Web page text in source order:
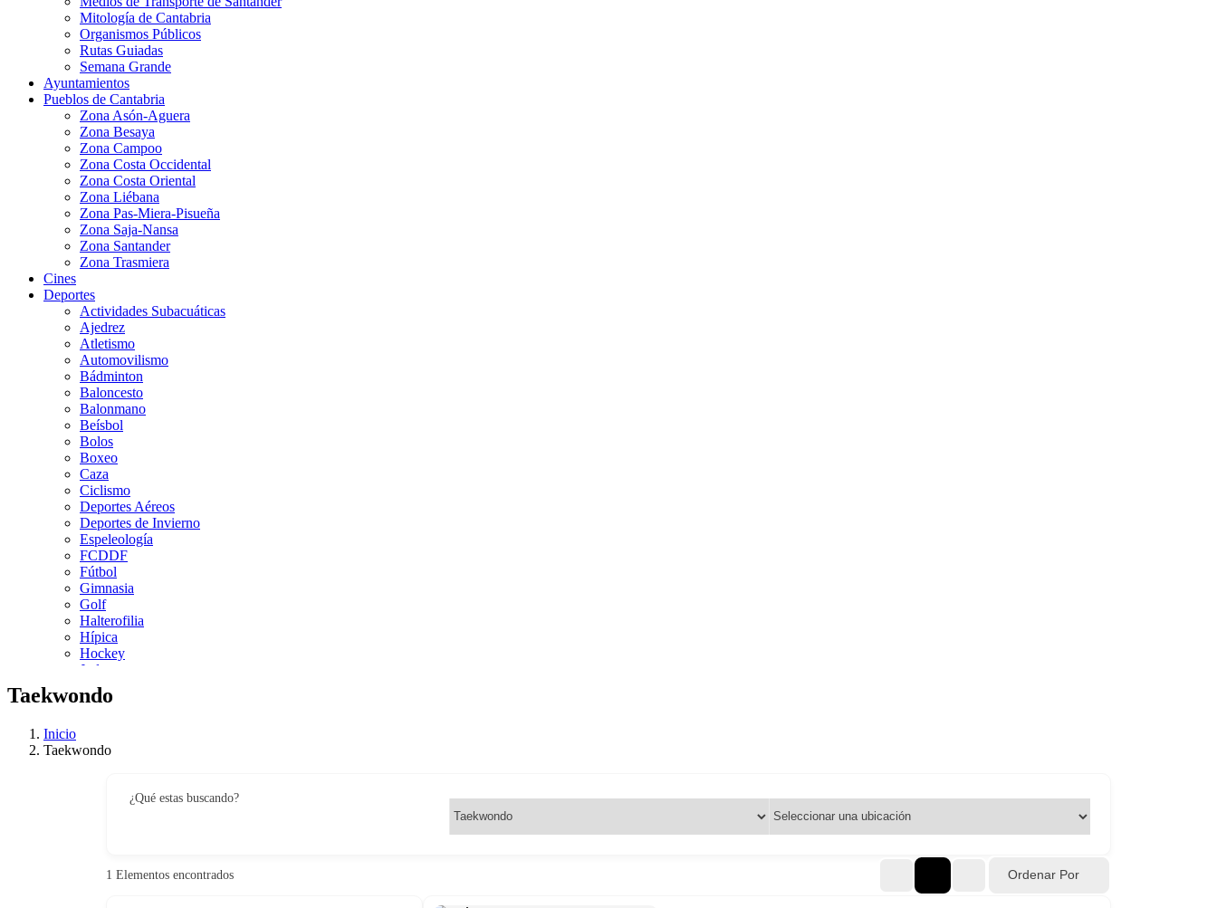
Mitología de Cantabria
Organismos Públicos
Rutas Guiadas
Semana Grande
Ayuntamientos
Pueblos de Cantabria
Zona Asón-Aguera
Zona Besaya
Zona Campoo
Zona Costa Occidental
Zona Costa Oriental
Zona Liébana
Zona Pas-Miera-Pisueña
Zona Saja-Nansa
Zona Santander
Zona Trasmiera
Cines
Deportes
Actividades Subacuáticas
Ajedrez
Atletismo
Automovilismo
Bádminton
Baloncesto
Balonmano
Beísbol
Bolos
Boxeo
Caza
Ciclismo
Deportes Aéreos
Deportes de Invierno
Espeleología
FCDDF
Fútbol
Gimnasia
Golf
Halterofilia
Hípica
Hockey
Judo
Kárate
Kickboxing
Pádel
Squash
Taekwondo
Inicio
Taekwondo
¿Qué estas buscando?
1 Elementos encontrados Ordenar Por